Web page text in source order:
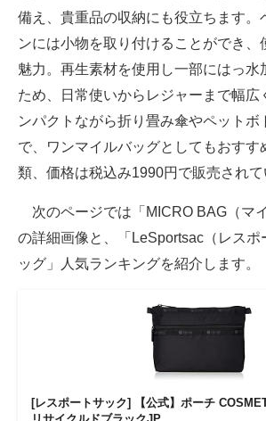
備え、貴重品の収納にも役立ちます。
ンには小物を取り付けることができ、
魅力。再生素材を使用し一部にはっ水
ため、日常使いからレジャーまで幅広
ンパクトながら折り畳み傘やペットボ
で、ワンマイルバッグとしてもおすす
類、価格は税込み1990円で販売されて
次のページでは「MICRO BAG（マ
の詳細画像と、「LeSportsac（レスポ
ッグ」人気ランキングを紹介します。
[レスポートサック] 【公式】ポーチ